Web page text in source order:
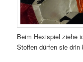
Beim Hexispiel ziehe
Stoffen dürfen sie drin